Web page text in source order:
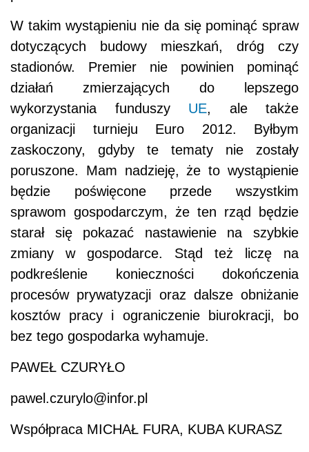
W takim wystąpieniu nie da się pominąć spraw
dotyczących budowy mieszkań, dróg czy
stadionów. Premier nie powinien pominąć
działań zmierzających do lepszego
wykorzystania funduszy UE, ale także
organizacji turnieju Euro 2012. Byłbym
zaskoczony, gdyby te tematy nie zostały
poruszone. Mam nadzieję, że to wystąpienie
będzie poświęcone przede wszystkim
sprawom gospodarczym, że ten rząd będzie
starał się pokazać nastawienie na szybkie
zmiany w gospodarce. Stąd też liczę na
podkreślenie konieczności dokończenia
procesów prywatyzacji oraz dalsze obniżanie
kosztów pracy i ograniczenie biurokracji, bo
bez tego gospodarka wyhamuje.
PAWEŁ CZURYŁO
pawel.czurylo@infor.pl
Współpraca MICHAŁ FURA, KUBA KURASZ